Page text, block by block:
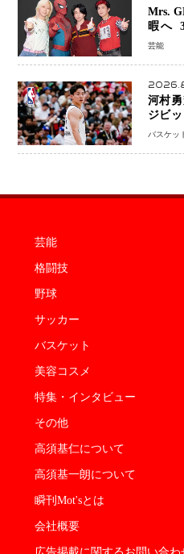
Mrs.
暇へ
間”「
芸能
河村
ジビ
な一
バスケッ
芸能
格闘技
野球
サッカー
バスケット
美容コスメ
特集・インタビュー
その他
高須基仁について
高須基一朗について
瞬刊Mot'sとは
会社概要